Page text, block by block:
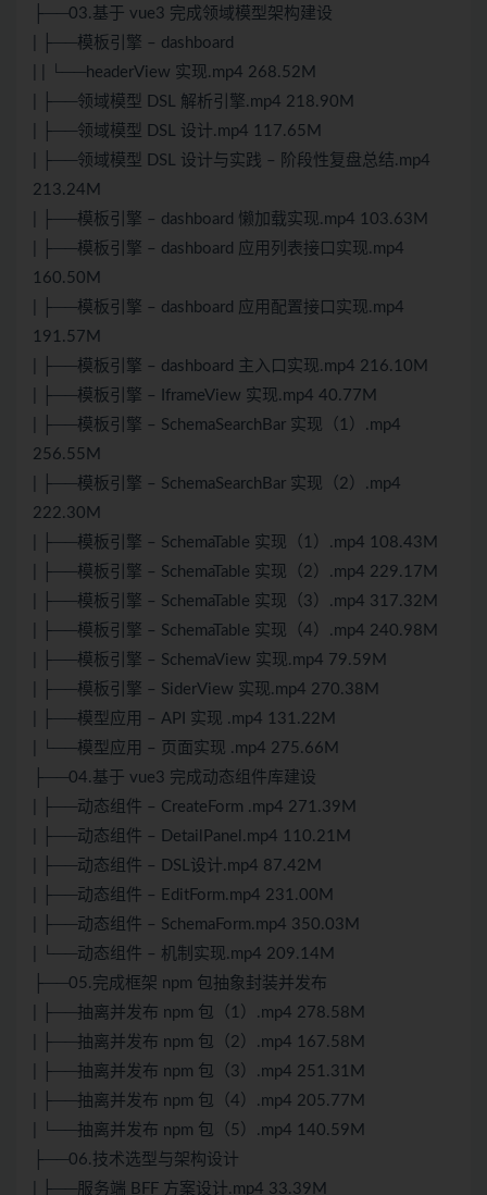
├──03.基于 vue3 完成领域模型架构建设
| ├──模板引擎 – dashboard
| | └──headerView 实现.mp4 268.52M
| ├──领域模型 DSL 解析引擎.mp4 218.90M
| ├──领域模型 DSL 设计.mp4 117.65M
| ├──领域模型 DSL 设计与实践 – 阶段性复盘总结.mp4
213.24M
| ├──模板引擎 – dashboard 懒加载实现.mp4 103.63M
| ├──模板引擎 – dashboard 应用列表接口实现.mp4
160.50M
| ├──模板引擎 – dashboard 应用配置接口实现.mp4
191.57M
| ├──模板引擎 – dashboard 主入口实现.mp4 216.10M
| ├──模板引擎 – IframeView 实现.mp4 40.77M
| ├──模板引擎 – SchemaSearchBar 实现（1）.mp4
256.55M
| ├──模板引擎 – SchemaSearchBar 实现（2）.mp4
222.30M
| ├──模板引擎 – SchemaTable 实现（1）.mp4 108.43M
| ├──模板引擎 – SchemaTable 实现（2）.mp4 229.17M
| ├──模板引擎 – SchemaTable 实现（3）.mp4 317.32M
| ├──模板引擎 – SchemaTable 实现（4）.mp4 240.98M
| ├──模板引擎 – SchemaView 实现.mp4 79.59M
| ├──模板引擎 – SiderView 实现.mp4 270.38M
| ├──模型应用 – API 实现 .mp4 131.22M
| └──模型应用 – 页面实现 .mp4 275.66M
├──04.基于 vue3 完成动态组件库建设
| ├──动态组件 – CreateForm .mp4 271.39M
| ├──动态组件 – DetailPanel.mp4 110.21M
| ├──动态组件 – DSL设计.mp4 87.42M
| ├──动态组件 – EditForm.mp4 231.00M
| ├──动态组件 – SchemaForm.mp4 350.03M
| └──动态组件 – 机制实现.mp4 209.14M
├──05.完成框架 npm 包抽象封装并发布
| ├──抽离并发布 npm 包（1）.mp4 278.58M
| ├──抽离并发布 npm 包（2）.mp4 167.58M
| ├──抽离并发布 npm 包（3）.mp4 251.31M
| ├──抽离并发布 npm 包（4）.mp4 205.77M
| └──抽离并发布 npm 包（5）.mp4 140.59M
├──06.技术选型与架构设计
| ├──服务端 BFF 方案设计.mp4 33.39M